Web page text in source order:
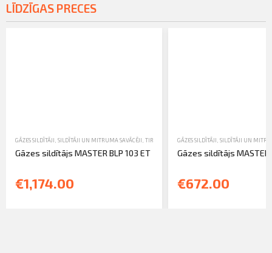
LĪDZĪGAS PRECES
GĀZES SILDĪTĀJI SILDĪTĀJI UN MITRUMA SAVĀCĒJI TIRDZNIECĪBA
Gāzes sildītājs MASTER BLP 103 ET
€1,174.00
GĀZES SILDĪTĀJI SILDĪTĀJI UN
Gāzes sildītājs MASTER
€672.00